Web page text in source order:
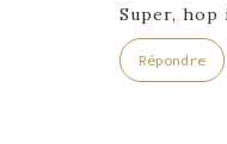
Super, hop
Répondre